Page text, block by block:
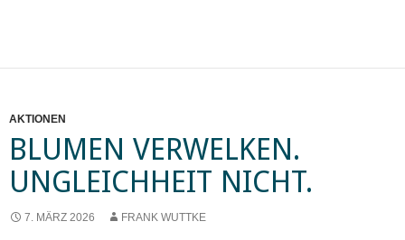
AKTIONEN
BLUMEN VERWELKEN.
UNGLEICHHEIT NICHT.
7. MÄRZ 2026 FRANK WUTTKE